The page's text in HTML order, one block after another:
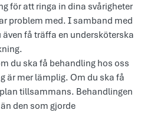
för att ringa in dina svårigheter
problem med. I samband med
få träffa en undersköterska
du ska få behandling hos oss
är mer lämplig. Om du ska få
tillsammans. Behandlingen
den som gjorde